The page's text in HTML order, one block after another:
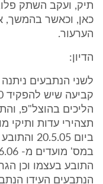
תיק, ועקב השתק
כאן, וכאשר בהמשך,
הערעור.
הדיון:
לשני הנתבעים
הליכים בהוצל"פ,
תצהירי עדות ותיקי
התובע בעצמו וכן
הנתבעים העידו